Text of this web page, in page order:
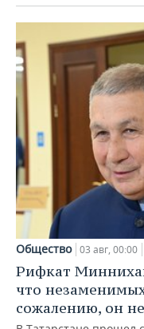
Общество 03 авг, 00:00
Рифкат
что
сожалению, он